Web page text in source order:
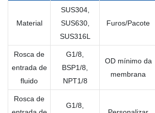
Material
SUS304,
SUS630,
SUS316L
Furos/Pacote
Rosca de
entrada de
fluido
G1/8,
BSP1/8,
NPT1/8
OD mínimo da
membrana
Rosca de
G1/8,